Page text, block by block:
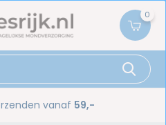
0
vanaf59,-